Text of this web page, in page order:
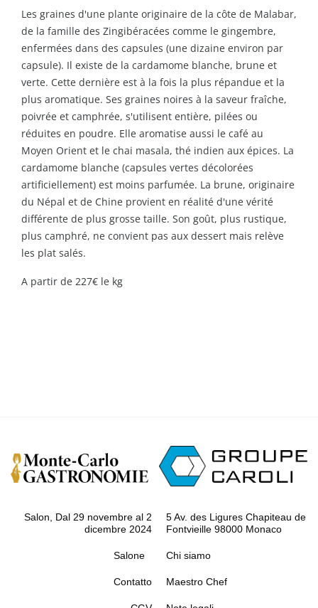
Les graines d'une plante originaire de la côte de Malabar,
de la famille des Zingibéracées comme le gingembre,
enfermées dans des capsules (une dizaine environ par
capsule). Il existe de la cardamome blanche, brune et
verte. Cette dernière est à la fois la plus répandue et la
plus aromatique. Ses graines noires à la saveur fraîche,
poivrée et camphrée, s'utilisent entière, pilées ou
réduites en poudre. Elle aromatise aussi le café au
Moyen Orient et le chai masala, thé indien aux épices. La
cardamome blanche (capsules vertes décolorées
artificiellement) est moins parfumée. La brune, originaire
du Népal et de Chine provient en réalité d'une vérité
différente de plus grosse taille. Son goût, plus rustique,
plus camphré, ne convient pas aux dessert mais relève
les plat salés.
A partir de 227€ le kg
Salon, Dal 29 novembre al 2
dicembre 2024
5 Av. des Ligures Chapiteau de
Fontvieille 98000 Monaco
Salone
Contatto
Chi siamo
Maestro Chef